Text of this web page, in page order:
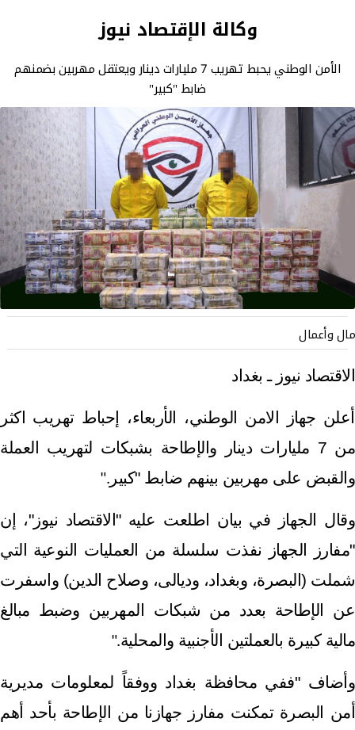
وكالة الإقتصاد نيوز
الأمن الوطني يحبط تهريب 7 مليارات دينار ويعتقل مهربين بضمنهم
ضابط "كبير"
مال وأعمال
الاقتصاد نيوز ـ بغداد
أعلن جهاز الامن الوطني، الأربعاء، إحباط تهريب اكثر
من 7 مليارات دينار والإطاحة بشبكات لتهريب العملة
والقبض على مهربين بينهم ضابط "كبير ".
وقال الجهاز في بيان اطلعت عليه "الاقتصاد نيوز"، إن
"مفارز الجهاز نفذت سلسلة من العمليات النوعية التي
شملت (البصرة، وبغداد، وديالى، وصلاح الدين) واسفرت
عن الإطاحة بعدد من شبكات المهربين وضبط مبالغ
مالية كبيرة بالعملتين الأجنبية والمحلية".
وأضاف "ففي محافظة بغداد ووفقاً لمعلومات مديرية
أمن البصرة تمكنت مفارز جهازنا من الإطاحة بأحد أهم